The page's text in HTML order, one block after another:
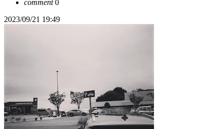
comment0
2023/09/21 19:49